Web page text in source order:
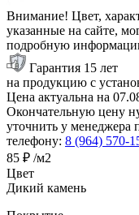
Внимание! Цвет,
указанные на сайте,
подробную
Гарантия 15 лет
на продукцию с
Цена актуальна на
Окончательную цену
уточнить у менеджера
телефону: 8 (964) 570-
85 ₽ /м2
Цвет
Дикий камень